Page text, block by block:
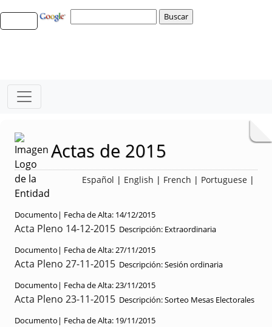
Actas de 2015
Español | English | French | Portuguese |
Documento| Fecha de Alta: 14/12/2015
Acta Pleno 14-12-2015 Descripción: Extraordinaria
Documento| Fecha de Alta:27/11/2015
Acta Pleno 27-11-2015 Descripción:Sesión ordinaria
Documento| Fecha de Alta:23/11/2015
Acta Pleno 23-11-2015 Descripción:Sorteo Mesas Electorales
Documento| Fecha de Alta: 19/11/2015